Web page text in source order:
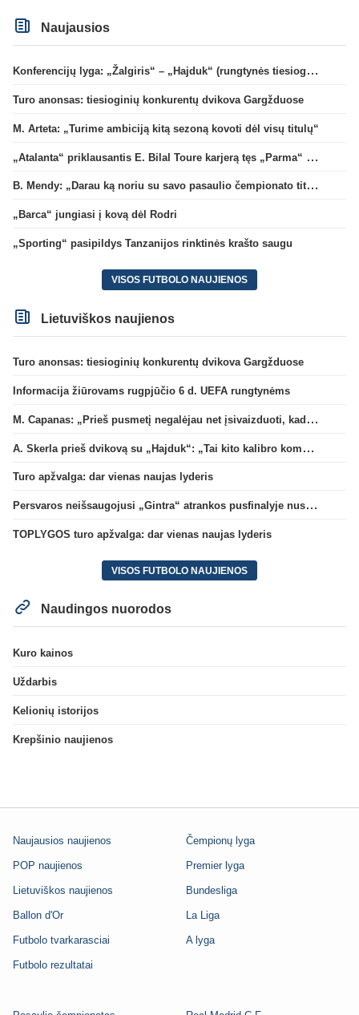
Naujausios
Konferencijų lyga: „Žalgiris“ – „Hajduk“ (rungtynės tiesiogiai)
Turo anonsas: tiesioginių konkurentų dvikova Gargžduose
M. Arteta: „Turime ambiciją kitą sezoną kovoti dėl visų titulų“
„Atalanta“ priklausantis E. Bilal Toure karjerą tęs „Parma“ gretose
B. Mendy: „Darau ką noriu su savo pasaulio čempionato titulu“
„Barca“ jungiasi į kovą dėl Rodri
„Sporting“ pasipildys Tanzanijos rinktinės krašto saugu
VISOS FUTBOLO NAUJIENOS
Lietuviškos naujienos
Turo anonsas: tiesioginių konkurentų dvikova Gargžduose
Informacija žiūrovams rugpjūčio 6 d. UEFA rungtynėms
M. Capanas: „Prieš pusmetį negalėjau net įsivaizduoti, kad žaisime prieš „Hajduk“
A. Skerla prieš dvikovą su „Hajduk“: „Tai kito kalibro komanda“
Turo apžvalga: dar vienas naujas lyderis
Persvaros neišsaugojusi „Gintra“ atrankos pusfinalyje nusileido Škotijos čempionėms
TOPLYGOS turo apžvalga: dar vienas naujas lyderis
VISOS FUTBOLO NAUJIENOS
Naudingos nuorodos
Kuro kainos
Uždarbis
Kelionių istorijos
Krepšinio naujienos
Naujausios naujienos
POP naujienos
Lietuviškos naujienos
Ballon d'Or
Futbolo tvarkarasciai
Futbolo rezultatai
Čempionų lyga
Premier lyga
Bundesliga
La Liga
A lyga